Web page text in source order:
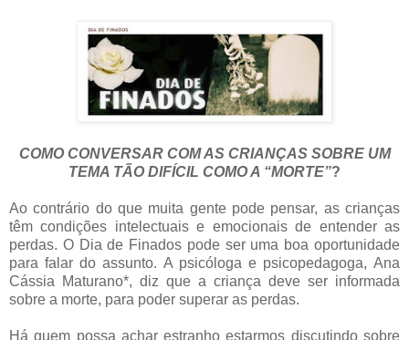
COMO CONVERSAR COM AS CRIANÇAS SOBRE UM
TEMA TÃO DIFÍCIL COMO A “MORTE”?
Ao contrário do que muita gente pode pensar, as crianças
têm condições intelectuais e emocionais de entender as
perdas. O Dia de Finados pode ser uma boa oportunidade
para falar do assunto. A psicóloga e psicopedagoga, Ana
Cássia Maturano*, diz que a criança deve ser informada
sobre a morte, para poder superar as perdas.
Há quem possa achar estranho estarmos discutindo sobre